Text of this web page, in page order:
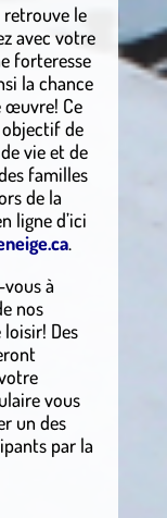
retrouve le
avec votre
forteresse
la chance
œuvre! Ce
de
vie et de
familles
de la
ligne d’ici
.
vous à
nos
Des
vous
un des
par la